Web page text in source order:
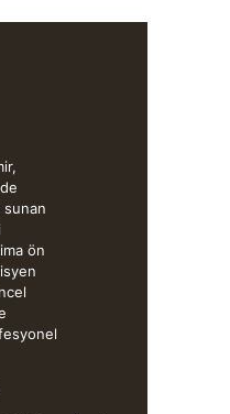
sunan
ön